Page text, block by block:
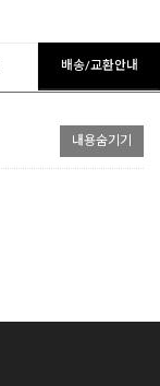
배송/교환안내
내용숨기기